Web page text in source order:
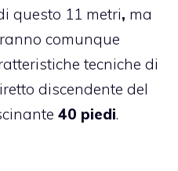
questo 11 metri, ma
comunque
tecniche di
discendente del
40 piedi.